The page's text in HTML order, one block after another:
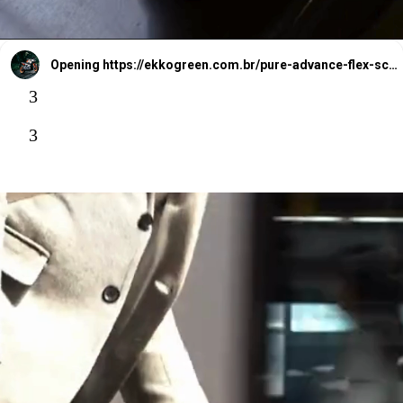
Opening https://ekkogreen.com.br/pure-advance-flex-scooter-eletrica-dobravel/?utm_source=google&utm_medium=web-stories&utm_campaign=scooter-eletrica
3
3